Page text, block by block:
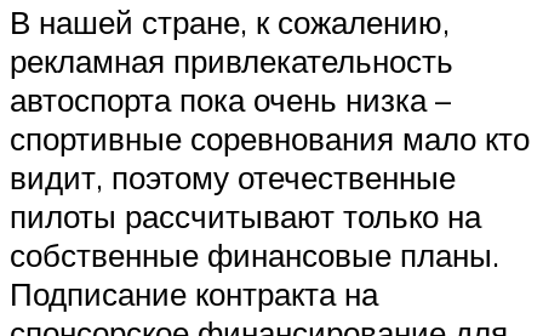
В нашей стране, к сожалению,
рекламная привлекательность
автоспорта пока очень низка –
спортивные соревнования мало кто
видит, поэтому отечественные
пилоты рассчитывают только на
собственные финансовые планы.
Подписание контракта на